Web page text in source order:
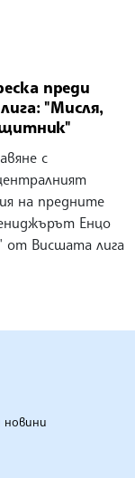
преди
"Мисля,
с
на предните
Енцо
от Висшата лига
новини